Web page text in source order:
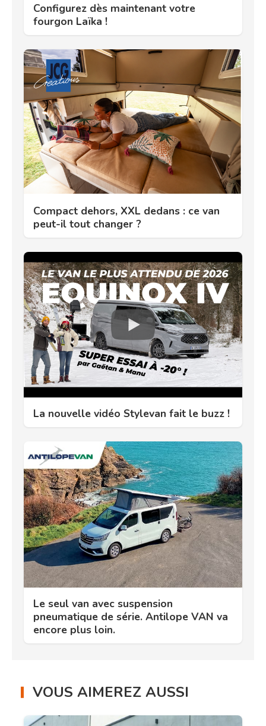
Configurez dès maintenant votre
fourgon Laïka !
Compact dehors, XXL dedans : ce van
peut-il tout changer ?
La nouvelle vidéo Stylevan fait le buzz !
Le seul van avec suspension
pneumatique de série. Antilope VAN va
encore plus loin.
VOUS AIMEREZ AUSSI